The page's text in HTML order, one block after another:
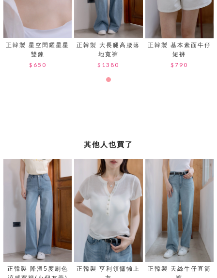
正韓製 星空閃耀星星
雙鍊
$650
正韓製 大長腿高腰落
地寬褲
$1380
正韓製 基本素面牛仔
短褲
$790
其他人也買了
正韓製 降溫5度刷色
正韓製 亨利領慵懶上
正韓製 天絲牛仔直筒